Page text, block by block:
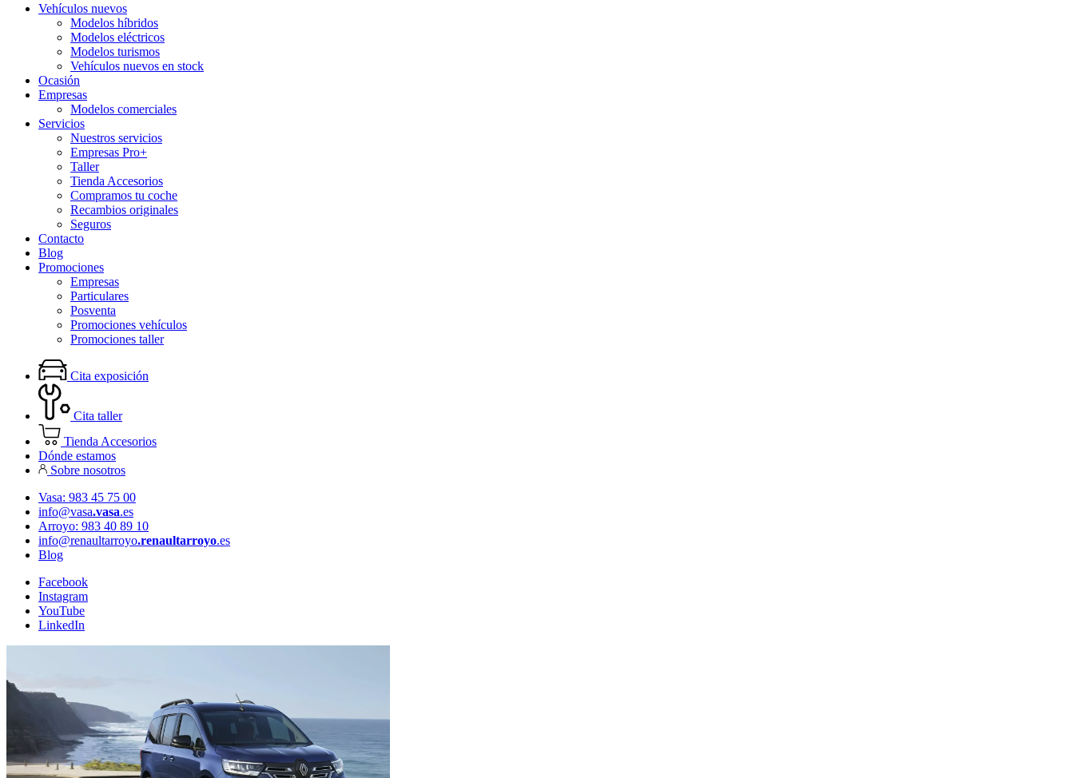
Vehículos nuevos
Modelos híbridos
Modelos eléctricos
Modelos turismos
Vehículos nuevos en stock
Ocasión
Empresas
Modelos comerciales
Servicios
Nuestros servicios
Empresas Pro+
Taller
Tienda Accesorios
Compramos tu coche
Recambios originales
Seguros
Contacto
Blog
Promociones
Empresas
Particulares
Posventa
Promociones vehículos
Promociones taller
Cita exposición
Cita taller
Tienda Accesorios
Dónde estamos
Sobre nosotros
Vasa: 983 45 75 00
info@vasa.vasa.es
Arroyo: 983 40 89 10
info@renaultarroyo.renaultarroyo.es
Blog
Facebook
Instagram
YouTube
LinkedIn